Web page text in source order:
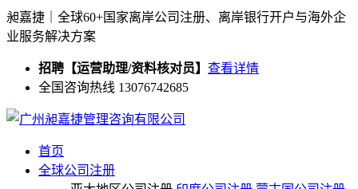
昶嘉捷｜全球60+国家离岸公司注册、离岸银行开户与海外企
业服务解决方案
招聘【运营助理/资料核对员】 查看详情
全国咨询热线 13076742685
首页
全球公司注册